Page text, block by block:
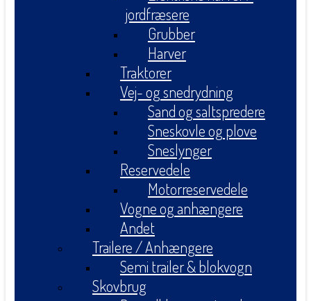
jordfræsere
Grubber
Harver
Traktorer
Vej- og snedrydning
Sand og saltspredere
Sneskovle og plove
Sneslynger
Reservedele
Motorreservedele
Vogne og anhængere
Andet
Trailere / Anhængere
Semi trailer & blokvogn
Skovbrug